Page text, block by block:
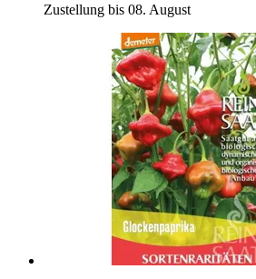
Zustellung bis 08. August